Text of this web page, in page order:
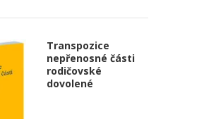
Transpozice
nepřenosné části
rodičovské
dovolené